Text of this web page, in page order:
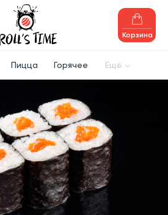
Корзина
Пицца Горячее Ещё